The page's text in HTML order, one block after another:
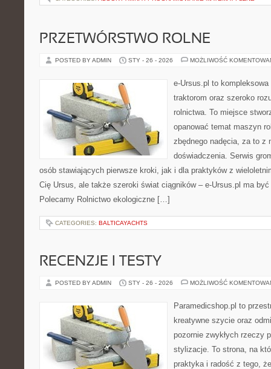
PRZETWÓRSTWO ROLNE
POSTED BY ADMIN STY - 26 - 2026 MOŻLIWOŚĆ
e-Ursus.pl to
traktorom oraz szeroko
rolnictwa. To miejsce
opanować temat maszyn
zbędnego nadęcia, za to z
doświadczenia. Serwis
osób stawiających pierwsze kroki, jak i dla praktyków z
Cię Ursus, ale także szeroki świat ciągników – e-Ursus.pl ma
Polecamy Rolnictwo ekologiczne […]
CATEGORIES: BALTICAYACHTS
RECENZJE I TESTY
POSTED BY ADMIN STY - 26 - 2026 MOŻLIWOŚĆ
Paramedicshop.pl to
kreatywne szycie oraz
pozornie zwykłych rzeczy
stylizacje. To strona, na
praktyka i radość z tego,